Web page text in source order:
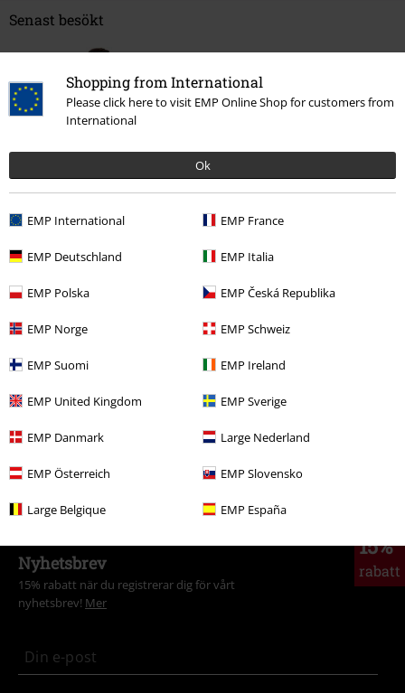
Shopping from International
Please click here to visit EMP Online Shop for customers from
International
Ok
EMP International EMP France
EMP Deutschland EMP Italia
EMP Polska EMP Česká Republika
EMP Norge EMP Schweiz
EMP Suomi EMP Ireland
EMP United Kingdom EMP Sverige
EMP Danmark Large Nederland
EMP Österreich EMP Slovensko
Large Belgique EMP España
Senast besökt
Från175:-
More categories. More options.
Teman Dödskallar
Klädmärken T-shirts & Toppar
Klädmärken Killar
Plusstorlekar Killar
Kläder T-shirts & Toppar
15%
rabatt
Nyhetsbrev
15% rabatt när du registrerar dig för vårt
nyhetsbrev! Mer